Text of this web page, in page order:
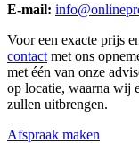
E-mail:
Voor een exacte prijs
contact met ons
met één van onze
op locatie, waarna wij
zullen uitbrengen.
Afspraak maken